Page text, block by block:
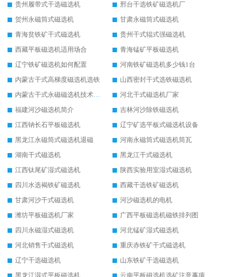
贵州履带式干选磁选机
邢台干选铁矿磁选机厂
贺州永磁筒式磁选机
甘肃永磁筒式磁选机
青海贫铁矿干式磁选机
贵州干式辊式强磁选机
西藏平板磁选机适用场合
青海锰矿平板磁选机
辽宁铁矿磁选机如何配置
河南铁矿磁选机多少钱1台
内蒙古干式高梯度磁选机选铁
山西密封干式选铁磁选机
内蒙古干式永磁磁选机技术要求
河北干式磁选机厂家
福建河沙磁选机简介
吉林河沙除铁磁选机
江西钠长石平板磁选机
辽宁矿选平板式磁选机设备
黑龙江永磁筒式磁选机退磁
河南永磁筒式磁选机筒瓦
湖南干式磁选机
黑龙江干式磁选机
江西钛尾矿湿式磁选机
陕西实验用室湿式磁选机
四川水选褐铁矿磁选机
西藏干选铁矿磁选机
甘肃河沙干式磁选机
河沙磁选机的电机
潍坊平板磁选机厂家
广西平板磁选机磁铁排列图
四川永磁湿式磁选机
河北锰矿湿式磁选机
河北销售干式磁选机
重庆赤铁矿干式磁选机
辽宁干选磁选机
山东铁矿干选磁选机
黑龙江湿式平板磁选机
云南平板磁选机选矿注意事项